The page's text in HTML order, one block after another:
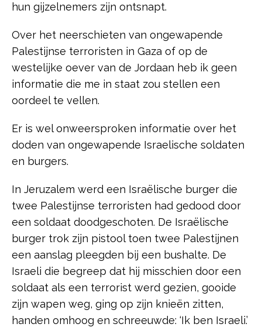
hun gijzelnemers zijn ontsnapt.
Over het neerschieten van ongewapende
Palestijnse terroristen in Gaza of op de
westelijke oever van de Jordaan heb ik geen
informatie die me in staat zou stellen een
oordeel te vellen.
Er is wel onweersproken informatie over het
doden van ongewapende Israelische soldaten
en burgers.
In Jeruzalem werd een Israëlische burger die
twee Palestijnse terroristen had gedood door
een soldaat doodgeschoten. De Israëlische
burger trok zijn pistool toen twee Palestijnen
een aanslag pleegden bij een bushalte. De
Israeli die begreep dat hij misschien door een
soldaat als een terrorist werd gezien, gooide
zijn wapen weg, ging op zijn knieën zitten,
handen omhoog en schreeuwde: ‘Ik ben Israeli.’